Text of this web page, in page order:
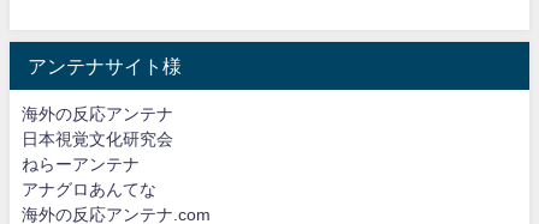
アンテナサイト様
海外の反応アンテナ
日本視覚文化研究会
ねらーアンテナ
アナグロあんてな
海外の反応アンテナ.com